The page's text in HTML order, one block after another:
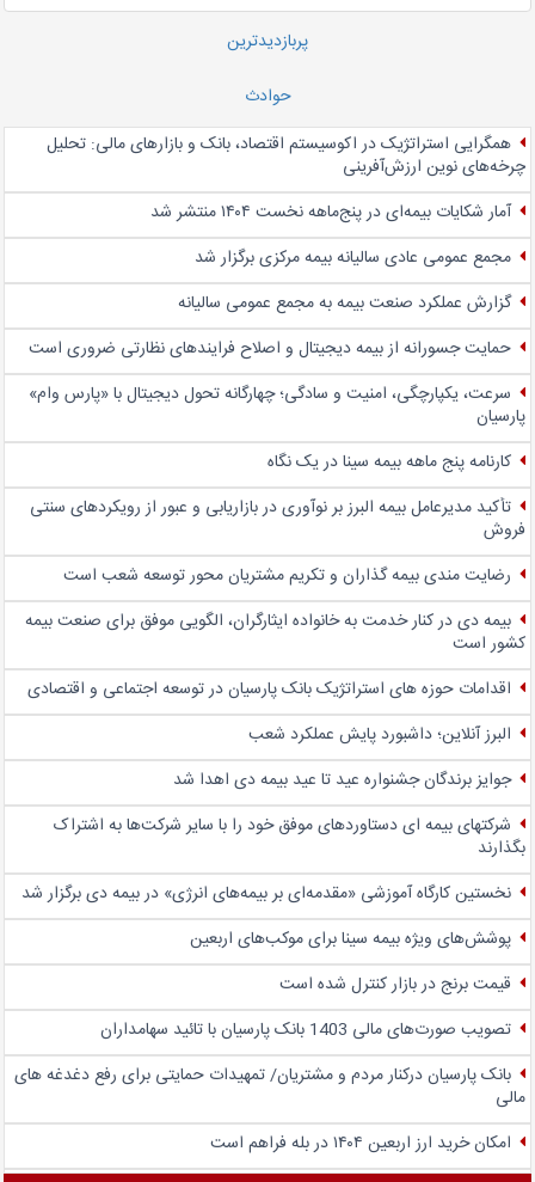
پربازدیدترین
حوادث
همگرایی استراتژیک در اکوسیستم اقتصاد، بانک و بازارهای مالی: تحلیل
چرخه‌های نوین ارزش‌آفرینی
آمار شکایات بیمه‌ای در پنج‌‌ماهه نخست ۱۴۰۴ منتشر شد
مجمع عمومی عادی سالیانه بیمه مرکزی برگزار شد
گزارش عملکرد صنعت بیمه به مجمع عمومی سالیانه
حمایت جسورانه از بیمه دیجیتال و اصلاح فرایندهای نظارتی ضروری است
سرعت، یکپارچگی، امنیت و سادگی؛ چهار‌گانه تحول دیجیتال با «پارس وام»
پارسیان
کارنامه پنج ماهه بیمه سینا در یک نگاه
تأکید مدیرعامل بیمه البرز بر نوآوری در بازاریابی و عبور از رویکردهای سنتی
فروش
رضایت مندی بیمه گذاران و تکریم مشتریان محور توسعه شعب است
بیمه دی در کنار خدمت به خانواده ایثارگران، الگویی موفق برای صنعت بیمه
کشور است
اقدامات حوزه های استراتژیک بانک پارسیان در توسعه اجتماعی و اقتصادی
البرز آنلاین؛ داشبورد پایش عملکرد شعب
جوایز برندگان جشنواره عید تا عید بیمه دی اهدا شد
شرکتهای بیمه ای دستاوردهای موفق خود را با سایر شرکت‌ها به اشتراک
بگذارند
نخستین کارگاه آموزشی «مقدمه‌ای بر بیمه‌های انرژی» در بیمه دی برگزار شد
پوشش‌های ویژه بیمه سینا برای موکب‌های اربعین
قیمت برنج در بازار کنترل شده است
تصویب صورت‌های مالی 1403 بانک پارسیان با تائید سهامداران
بانک پارسیان درکنار مردم و مشتریان/ تمهیدات حمایتی برای رفع دغدغه های
مالی
امکان خرید ارز اربعین ۱۴۰۴ در بله فراهم است